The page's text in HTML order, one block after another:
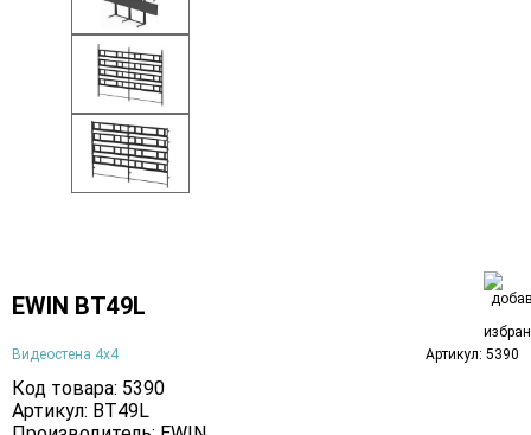
EWIN BT49L
Видеостена 4х4 Артикул: 5390
Код товара: 5390
Артикул: BT49L